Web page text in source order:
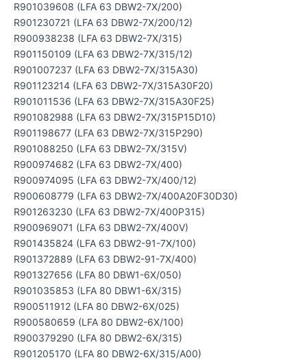
R901039608 (LFA 63 DBW2-7X/200)
R901230721 (LFA 63 DBW2-7X/200/12)
R900938238 (LFA 63 DBW2-7X/315)
R901150109 (LFA 63 DBW2-7X/315/12)
R901007237 (LFA 63 DBW2-7X/315A30)
R901123214 (LFA 63 DBW2-7X/315A30F20)
R901011536 (LFA 63 DBW2-7X/315A30F25)
R901082988 (LFA 63 DBW2-7X/315P15D10)
R901198677 (LFA 63 DBW2-7X/315P290)
R901088250 (LFA 63 DBW2-7X/315V)
R900974682 (LFA 63 DBW2-7X/400)
R900974095 (LFA 63 DBW2-7X/400/12)
R900608779 (LFA 63 DBW2-7X/400A20F30D30)
R901263230 (LFA 63 DBW2-7X/400P315)
R900969071 (LFA 63 DBW2-7X/400V)
R901435824 (LFA 63 DBW2-91-7X/100)
R901372889 (LFA 63 DBW2-91-7X/400)
R901327656 (LFA 80 DBW1-6X/050)
R901035853 (LFA 80 DBW1-6X/315)
R900511912 (LFA 80 DBW2-6X/025)
R900580659 (LFA 80 DBW2-6X/100)
R900379290 (LFA 80 DBW2-6X/315)
R901205170 (LFA 80 DBW2-6X/315/A00)